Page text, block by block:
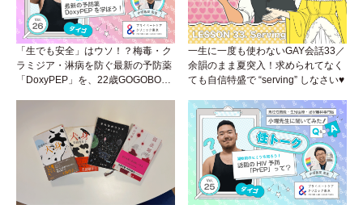
「生でも安全」はウソ！？梅毒・ク
ラミジア・淋病を防ぐ最新の予防薬
「DoxyPEP」を、22歳GOGOBOY
（Vol.26）
一生に一度も使わないGAY会話33／
余韻のまま夏突入！求められてなく
ても自信特盛で “serving” しなさい♥